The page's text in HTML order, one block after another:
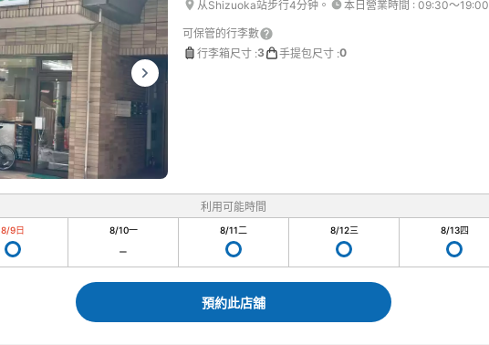
从Shizuoka站步行4分钟。 本日營業時間 : 09:30〜19:00
可保管的行李數
行李箱尺寸 :3 手提包尺寸 :0
利用可能時間
8/9日 8/10一 8/11二 8/12三 8/13四
預約此店舖